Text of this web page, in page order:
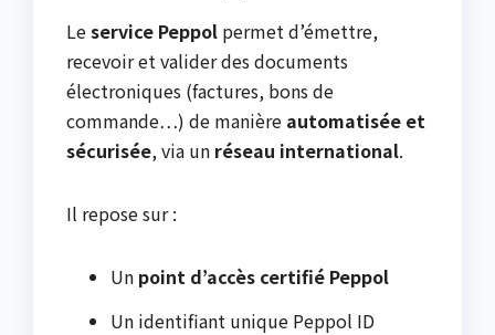
Leservice Peppol permet d’émettre,
recevoir et valider des documents
électroniques (factures, bons de
commande…) de manière automatisée et
sécurisée, via un réseau international.
Il repose sur :
Un point d’accès certifié Peppol
Un identifiant unique Peppol ID